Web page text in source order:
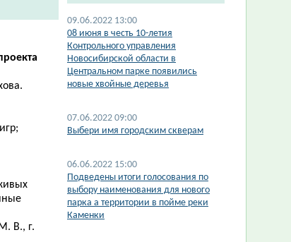
В., г.
09.06.2022 13:00
08 июня в честь 10-летия
Контрольного управления
Новосибирской области в
Центральном парке появились
новые хвойные деревья
07.06.2022 09:00
​Выбери имя городским скверам
06.06.2022 15:00
Подведены итоги голосования по
выбору наименования для нового
парка а территории в пойме реки
Каменки